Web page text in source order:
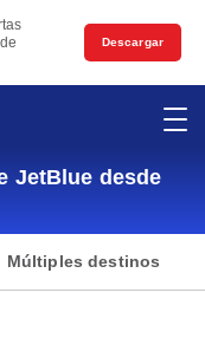
Descargar
JetBlue desde
Múltiples destinos